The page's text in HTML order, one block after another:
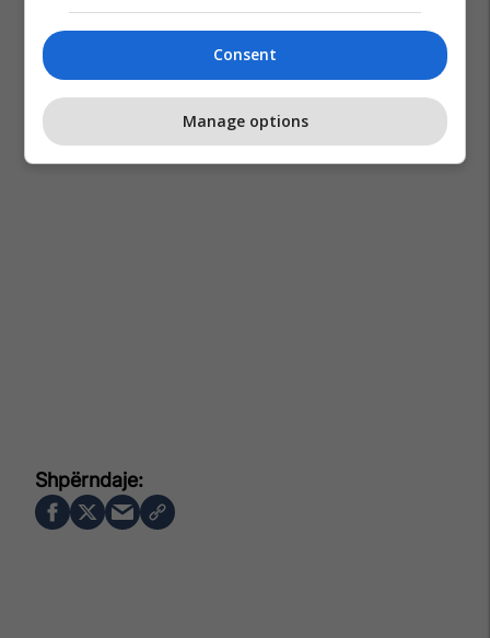
Consent
Manage options